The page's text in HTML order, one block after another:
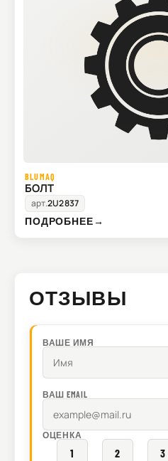
BLUMAQ
БОЛТ
арт.2U2837
ПОДРОБНЕЕ→
ОТЗЫВЫ
ВАШЕ ИМЯ
ВАШ EMAIL
ОЦЕНКА
1 2 3